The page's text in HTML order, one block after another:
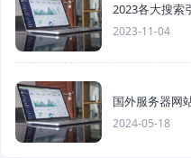
2023各大搜索
2023-11-04
国外服务器网
2024-05-18